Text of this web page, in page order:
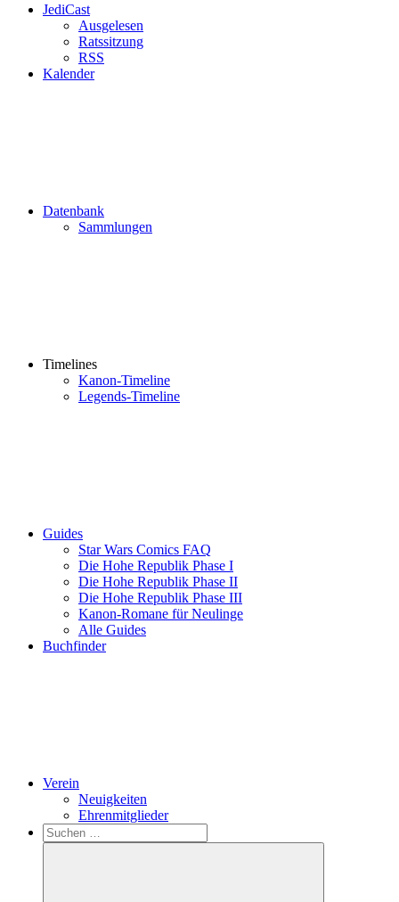
JediCast
Ausgelesen
Ratssitzung
RSS
Kalender
Datenbank
Sammlungen
Timelines
Kanon-Timeline
Legends-Timeline
Guides
Star Wars Comics FAQ
Die Hohe Republik Phase I
Die Hohe Republik Phase II
Die Hohe Republik Phase III
Kanon-Romane für Neulinge
Alle Guides
Buchfinder
Verein
Neuigkeiten
Ehrenmitglieder
Search
Suchen
nach: